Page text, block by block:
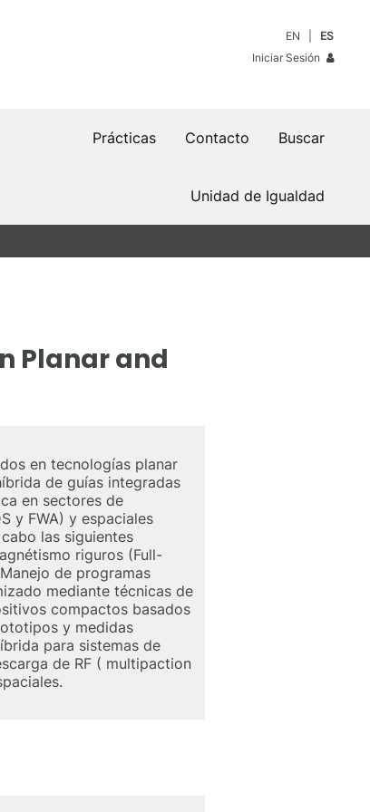
EN
ES
Iniciar Sesión
Buscar
Contacto
Prácticas
Unidad de Igualdad
Planar and
en tecnologías planar
de guías integradas
en sectores de
y FWA) y espaciales
las siguientes
riguros (Full-
de programas
mediante técnicas de
compactos basados
y medidas
para sistemas de
de RF ( multipaction